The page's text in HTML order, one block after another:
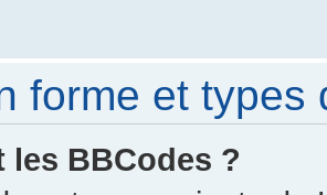
forme et types
les BBCodes ?